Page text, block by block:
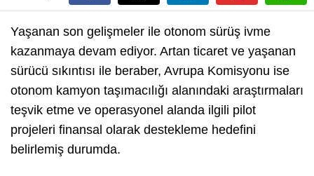
Yaşanan son gelişmeler ile otonom sürüş ivme
kazanmaya devam ediyor. Artan ticaret ve yaşanan
sürücü sıkıntısı ile beraber, Avrupa Komisyonu ise
otonom kamyon taşımacılığı alanındaki araştırmaları
teşvik etme ve operasyonel alanda ilgili pilot
projeleri finansal olarak destekleme hedefini
belirlemiş durumda.